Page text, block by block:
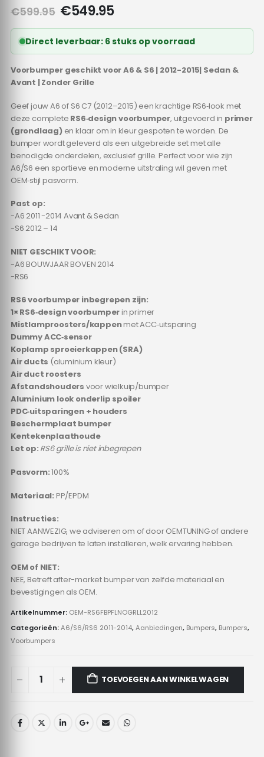
€599.95 Oorspronkelijke
was:
€599.95.
€549.95Huidige
is:
€549.95.
Direct leverbaar: 6 stuks op voorraad
Voorbumper geschikt voor A6 & S6 | 2012-2015| Sedan &
Avant | Zonder Grille
Geef jouw A6 of S6 C7 (2012–2015) een krachtige RS6‑look met
deze complete RS6‑design voorbumper, uitgevoerd in primer
(grondlaag)en klaar om in kleur gespoten te worden. De
bumper wordt geleverd als een uitgebreide set met alle
benodigde onderdelen, exclusief grille. Perfect voor wie zijn
A6/S6 een sportieve en moderne uitstraling wil geven met
OEM‑stijl pasvorm.
Past op:
-A6 2011 -2014 Avant & Sedan
-S6 2012 – 14
NIET GESCHIKT VOOR:
-A6 BOUWJAAR BOVEN 2014
-RS6
RS6 voorbumper inbegrepen zijn:
1× RS6‑design voorbumperin primer
Mistlamproosters/kappenmet ACC‑uitsparing
Dummy ACC‑sensor
Koplamp sproeierkappen (SRA)
Air ducts (aluminium kleur)
Air duct roosters
Afstandshouders voor wielkuip/bumper
Aluminium look onderlip spoiler
PDC‑uitsparingen + houders
Beschermplaat bumper
Kentekenplaathoude
Let op: RS6 grille is niet inbegrepen
Pasvorm:100%
Materiaal: PP/EPDM
Instructies:
NIET AANWEZIG, we adviseren om of door OEMTUNING of andere
garage bedrijven te laten installeren, welk ervaring hebben.
OEM of NIET:
NEE, Betreft after-market bumper van zelfde materiaal en
bevestigingen als OEM.
Artikelnummer: OEM-RS6FBPFLNOGRLL2012
Categorieën:A6/S6/RS6 2011-2014,Aanbiedingen, Bumpers, Bumpers,
Voorbumpers
TOEVOEGEN AAN WINKELWAGEN